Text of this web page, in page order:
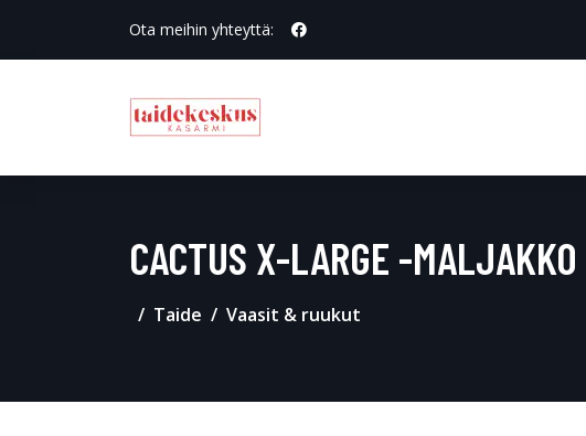
Ota meihin yhteyttä:
CACTUS X-LARGE -
Taide Vaasit & ruukut